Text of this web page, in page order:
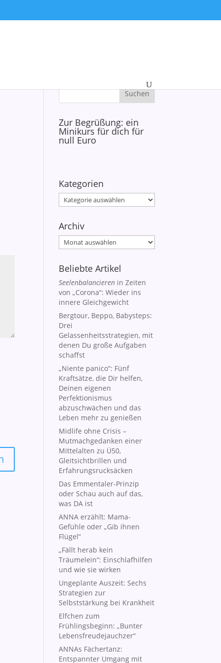
Zur Begrüßung: ein
Minikurs für dich für
null Euro
Kategorien
Kategorien
Archiv
Archiv
Beliebte Artikel
Seelenbalancieren in Zeiten
von „Corona“: Wieder ins
innere Gleichgewicht
Bergtour, Beppo, Babysteps:
Drei
Gelassenheitsstrategien, mit
denen Du große Aufgaben
schaffst
„Niente panico“: Fünf
Kraftsätze, die Dir helfen,
Deinen eigenen
Perfektionismus
abzuschwächen und das
Leben mehr zu genießen
Midlife ohne Crisis –
Mutmachgedanken einer
Mittelalten zu Ü50,
Gleitsichtbrillen und
Erfahrungsrucksäcken
Das Emmentaler-Prinzip
oder Schau auch auf das,
was DA ist
ANNA erzählt: Mama-
Gefühle oder „Gib ihnen
Flügel“
„Fällt herab kein
Träumelein“: Einschlafhilfen
und wie sie wirken
Ungeplante Auszeit: Sechs
Strategien zur
Selbststärkung bei Krankheit
Elfchen zum
Frühlingsbeginn: „Bunter
Lebensfreudejauchzer“
ANNAs Fächertanz:
Entspannter Umgang mit